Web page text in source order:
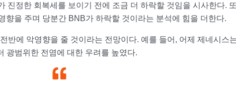
진정한 회복세를 보이기 전에 조금 더 하락할 것임을 시사한다.
향을 주며 당분간 BNB가 하락할 것이라는 분석에 힘을 더한다.
반에 악영향을 줄 것이라는 전망이다. 예를 들어, 어제 제네시스
광범위한 전염에 대한 우려를 높였다.